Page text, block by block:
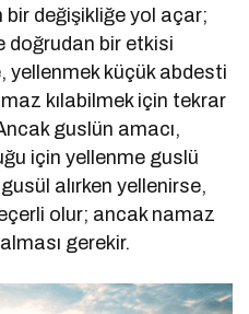
bir değişikliğe yol açar;
doğrudan bir etkisi
yellenmek küçük abdesti
kılabilmek için tekrar
guslün amacı,
için yellenme guslü
alırken yellenirse,
olur; ancak namaz
gerekir.